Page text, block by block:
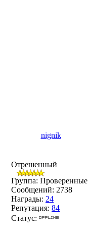
nignik
Отрешенный
Группа: Проверенные
Сообщений: 2738
Награды: 24
Репутация: 84
Статус: